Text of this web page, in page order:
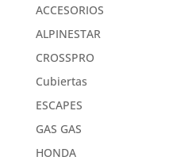
ACCESORIOS
ALPINESTAR
CROSSPRO
Cubiertas
ESCAPES
GAS GAS
HONDA